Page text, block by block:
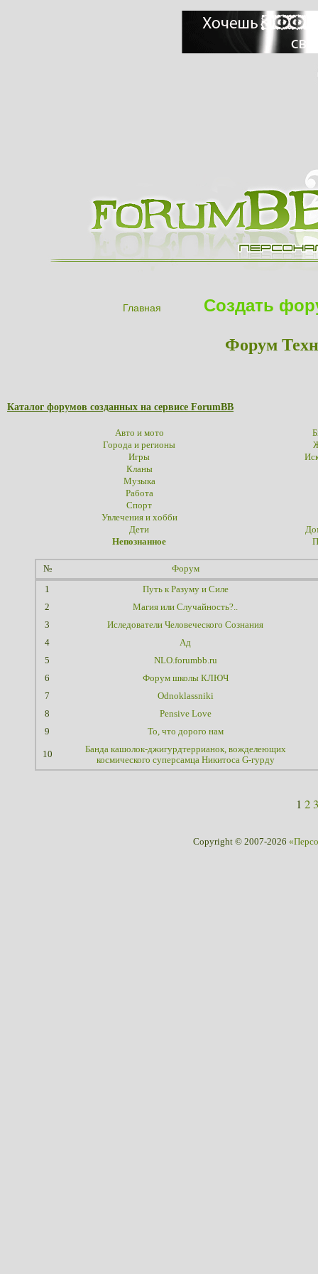
Главная Создать
Форум
Каталог форумов созданных на сервисе ForumBB
Авто и мото
Города и регионы
Игры
Кланы
Музыка
Работа
Спорт
Увлечения и хобби
Дети
Непознанное
№ Форум
1
Путь к Разуму и Силе
2
Магия или Случайность?..
3
Иследователи Человеческого Сознания
4
Ад
5
NLO.forumbb.ru
6
Форум школы КЛЮЧ
7
Odnoklassniki
8
Pensive Love
9
То, что дорого нам
10
Банда кашолок-джигурдтеррианок, вожделеющих
космического суперсамца Никитоса G-гурду
1 2 3
Copyright © 2007-2026